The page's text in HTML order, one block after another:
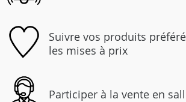
Suivre vos produits
les mises à prix
Participer à la vente en